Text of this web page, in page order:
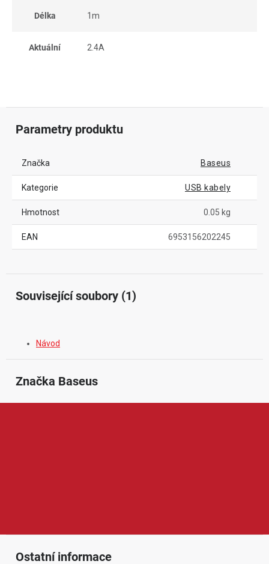
Délka 1m
Aktuální 2.4A
Parametry produktu
Značka Baseus
Kategorie USB kabely
Hmotnost 0.05 kg
EAN 6953156202245
Související soubory (1)
Návod
Značka Baseus
Ostatní informace